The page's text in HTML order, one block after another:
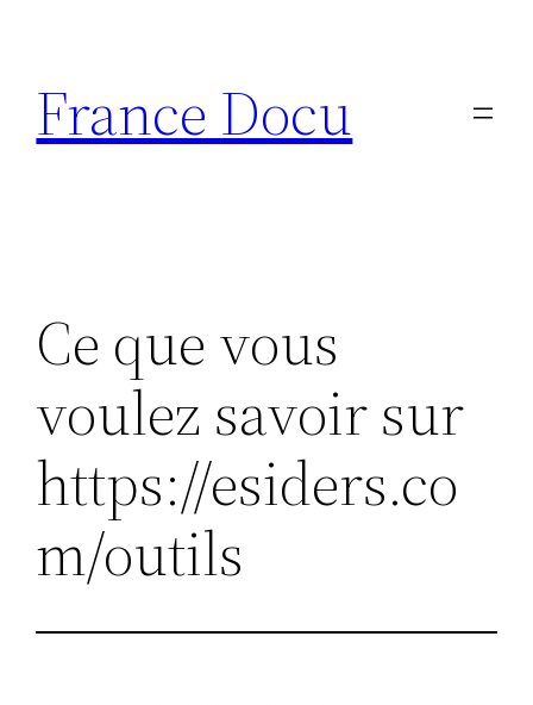
contenu
France Docu
Ce que vous
voulez savoir sur
https://esiders.co
m/outils